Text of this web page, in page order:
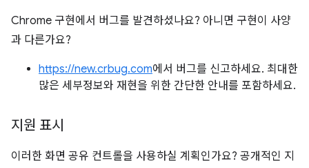
Chrome 구현에서 버그를 발견하셨나요? 아니면 구현이 사양
과 다른가요?
https://new.crbug.com에서 버그를 신고하세요. 최대한
많은 세부정보와 재현을 위한 간단한 안내를 포함하세요.
지원 표시
이러한 화면 공유 컨트롤을 사용하실 계획인가요? 공개적인 지